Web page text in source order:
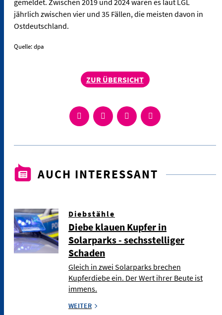
gemeldet. Zwischen 2019 und 2024 waren es laut LGL
jährlich zwischen vier und 35 Fällen, die meisten davon in
Ostdeutschland.
Quelle: dpa
ZUR ÜBERSICHT
AUCH INTERESSANT
Diebstähle
Diebe klauen Kupfer in
Solarparks - sechsstelliger
Schaden
Gleich in zwei Solarparks brechen
Kupferdiebe ein. Der Wert ihrer Beute ist
immens.
WEITER